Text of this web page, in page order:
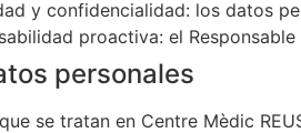
y confidencialidad: los datos
proactiva: el
personales
se tratan en Centre Mèdic